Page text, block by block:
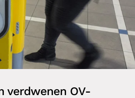
verdwenen OV-